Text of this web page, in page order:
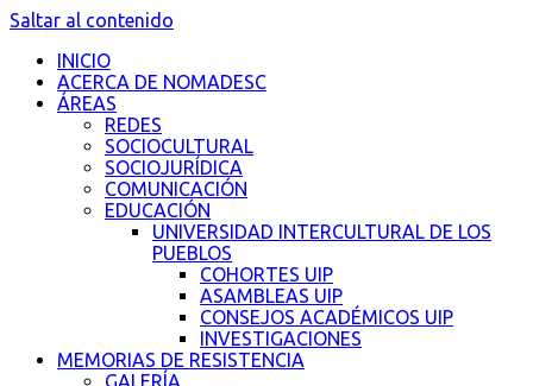
Saltar al contenido
INICIO
ACERCA DE NOMADESC
ÁREAS
REDES
SOCIOCULTURAL
SOCIOJURÍDICA
COMUNICACIÓN
EDUCACIÓN
UNIVERSIDAD INTERCULTURAL DE LOS
PUEBLOS
COHORTES UIP
ASAMBLEAS UIP
CONSEJOS ACADÉMICOS UIP
INVESTIGACIONES
MEMORIAS DE RESISTENCIA
GALERÍA